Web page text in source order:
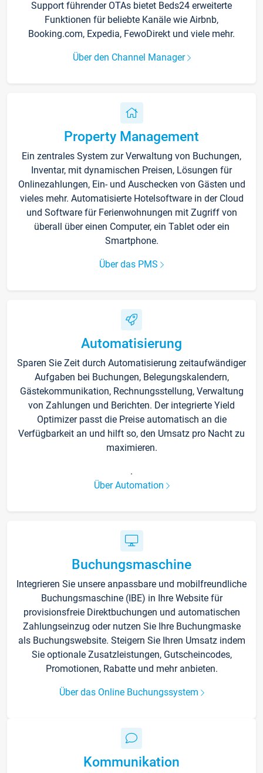
Support führender OTAs bietet Beds24 erweiterte
Funktionen für beliebte Kanäle wie Airbnb,
Booking.com, Expedia, FewoDirekt und viele mehr.
Über den Channel Manager
Property Management
Ein zentrales System zur Verwaltung von Buchungen,
Inventar, mit dynamischen Preisen, Lösungen für
Onlinezahlungen, Ein- und Auschecken von Gästen und
vieles mehr. Automatisierte Hotelsoftware in der Cloud
und Software für Ferienwohnungen mit Zugriff von
überall über einen Computer, ein Tablet oder ein
Smartphone.
Über das PMS
Automatisierung
Sparen Sie Zeit durch Automatisierung zeitaufwändiger
Aufgaben bei Buchungen, Belegungskalendern,
Gästekommunikation, Rechnungsstellung, Verwaltung
von Zahlungen und Berichten. Der integrierte Yield
Optimizer passt die Preise automatisch an die
Verfügbarkeit an und hilft so, den Umsatz pro Nacht zu
maximieren.
.
Über Automation
Buchungsmaschine
Integrieren Sie unsere anpassbare und mobilfreundliche
Buchungsmaschine (IBE) in Ihre Website für
provisionsfreie Direktbuchungen und automatischen
Zahlungseinzug oder nutzen Sie Ihre Buchungmaske
als Buchungswebsite. Steigern Sie Ihren Umsatz indem
Sie optionale Zusatzleistungen, Gutscheincodes,
Promotionen, Rabatte und mehr anbieten.
Über das Online Buchungssystem
Kommunikation